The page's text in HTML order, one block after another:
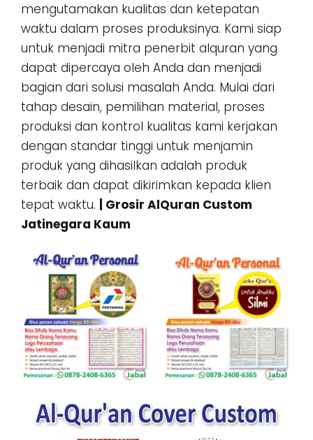
mengutamakan kualitas dan ketepatan
waktu dalam proses produksinya. Kami siap
untuk menjadi mitra penerbit alquran yang
dapat dipercaya oleh Anda dan menjadi
bagian dari solusi masalah Anda. Mulai dari
tahap desain, pemilihan material, proses
produksi dan kontrol kualitas kami kerjakan
dengan standar tinggi untuk menjamin
produk yang dihasilkan adalah produk
terbaik dan dapat dikirimkan kepada klien
tepat waktu.
| Grosir AlQuran Custom
Jatinegara Kaum